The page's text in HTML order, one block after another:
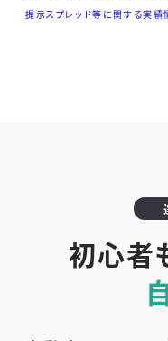
提示スプレッド等に関する実績
初心者